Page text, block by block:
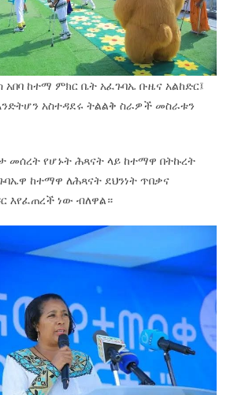
አበባ ከተማ ምክር ቤት አፈጉባኤ ቡዜና አልከድር፤
አስተዳደሩ ትልልቅ ስራዎች መስራቱን
መሰረት የሆኑት ሕጻናት ላይ ከተማዋ በትኩረት
ከተማዋ ለሕጻናት ደህንነት ጥበቃና
እየፈጠረች ነው ብለዋል።